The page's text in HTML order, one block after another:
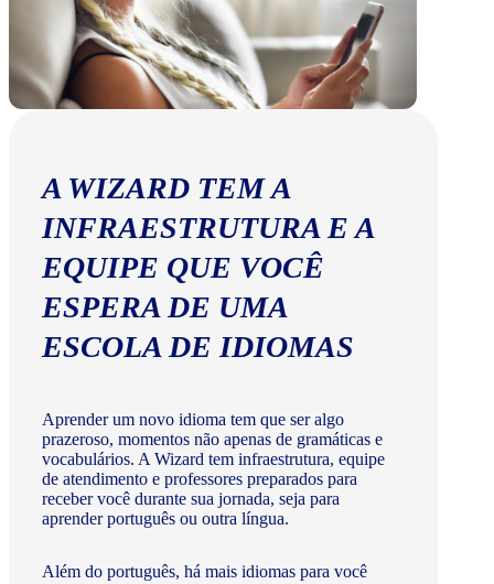
A WIZARD TEM A
INFRAESTRUTURA E A
EQUIPE QUE VOCÊ
ESPERA DE UMA
ESCOLA DE IDIOMAS
Aprender um novo idioma tem que ser algo
prazeroso, momentos não apenas de gramáticas e
vocabulários. A Wizard tem infraestrutura, equipe
de atendimento e professores preparados para
receber você durante sua jornada, seja para
aprender português ou outra língua.
Além do português, há mais idiomas para você